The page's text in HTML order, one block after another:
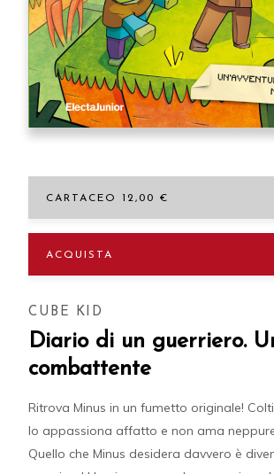
CARTACEO 12,00 €
ACQUISTA
CUBE KID
Diario di un guerriero.
combattente
Ritrova Minus in un fumetto originale!
lo appassiona affatto e non ama
Quello che Minus desidera davvero è